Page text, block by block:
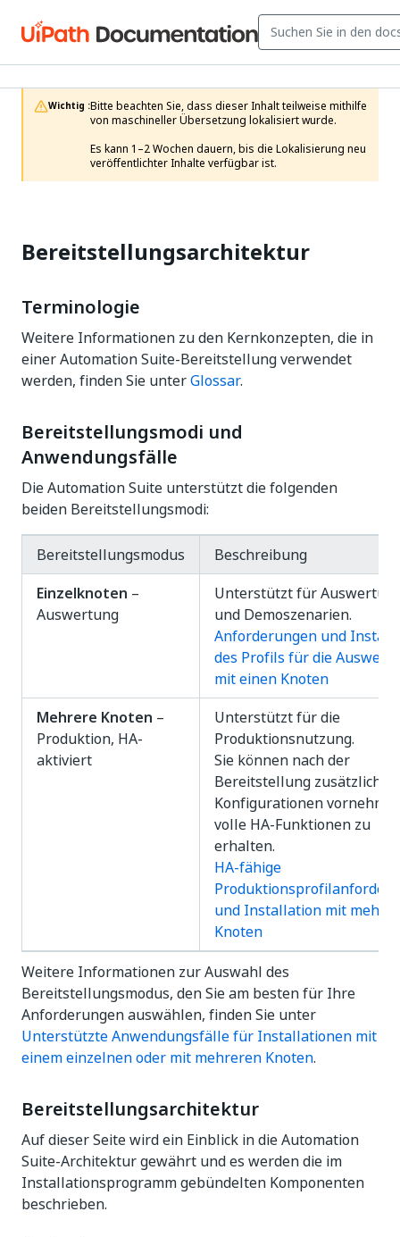
Wichtig :Bitte beachten Sie, dass dieser Inhalt teilweise mithilfe
von maschineller Übersetzung lokalisiert wurde.
Es kann 1–2 Wochen dauern, bis die Lokalisierung neu
veröffentlichter Inhalte verfügbar ist.
Bereitstellungsarchitektur
Terminologie
Weitere Informationen zu den Kernkonzepten, die in
einer Automation Suite-Bereitstellung verwendet
werden, finden Sie unterGlossar.
Bereitstellungsmodi und
Anwendungsfälle
Die Automation Suite unterstützt die folgenden
beiden Bereitstellungsmodi:
Bereitstellungsmodus
Beschreibung
Einzelknoten –
Auswertung
Unterstützt für
und Demoszenarien.
Anforderungen und
des Profils für die
mit einen Knoten
Mehrere Knoten –
Produktion, HA-
aktiviert
Unterstützt für die
Produktionsnutzung.
Sie können nach der
Bereitstellung zusätzliche
Konfigurationen
volle HA-Funktionen zu
erhalten.
HA-fähige
und Installation mit
Knoten
Weitere Informationen zur Auswahl des
Bereitstellungsmodus, den Sie am besten für Ihre
Anforderungen auswählen, finden Sie unter
Unterstützte Anwendungsfälle für Installationen mit
einem einzelnen oder mit mehreren Knoten.
Bereitstellungsarchitektur
Auf dieser Seite wird ein Einblick in die Automation
Suite-Architektur gewährt und es werden die im
Installationsprogramm gebündelten Komponenten
beschrieben.